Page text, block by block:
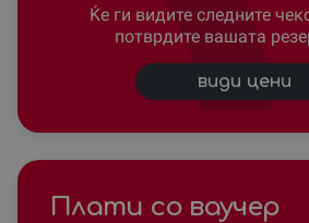
Ќе ги видите следните
потврдите вашата
види цени
Плати со ваучер